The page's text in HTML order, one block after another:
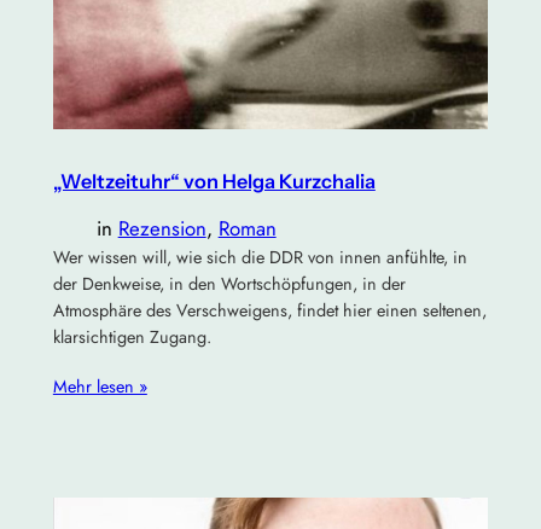
„Weltzeituhr“ von Helga Kurzchalia
in Rezension, Roman
Wer wissen will, wie sich die DDR von innen anfühlte, in
der Denkweise, in den Wortschöpfungen, in der
Atmosphäre des Verschweigens, findet hier einen seltenen,
klarsichtigen Zugang.
Mehr lesen »